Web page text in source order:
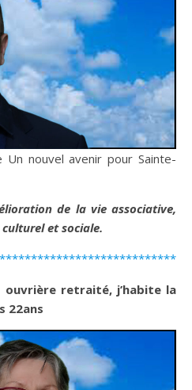
Un nouvel avenir pour Sainte-
de la vie associative,
et sociale.
ouvrière retraité, j’habite la
22ans